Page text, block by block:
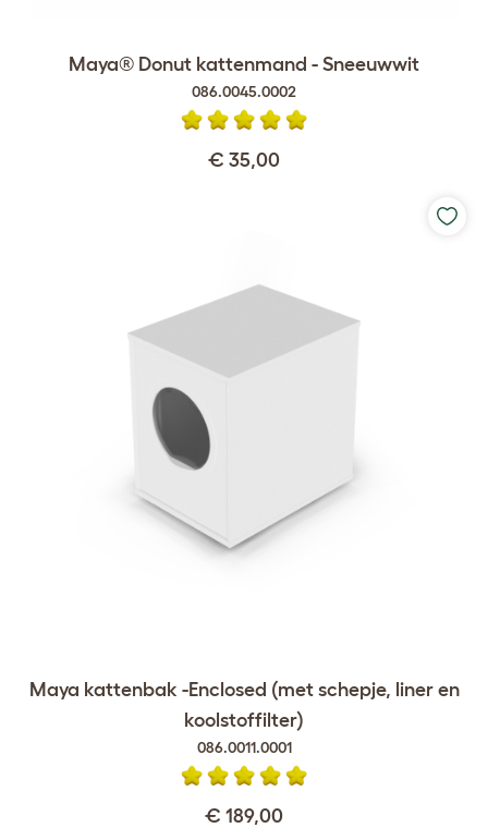
Maya® Donut kattenmand - Sneeuwwit
086.0045.0002
€ 35,00
Maya kattenbak -Enclosed (met schepje, liner en
koolstoffilter)
086.0011.0001
€ 189,00